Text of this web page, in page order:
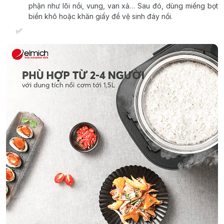
phận như lõi nồi, vung, van xả… Sau đó, dùng miếng bọt
biển khô hoặc khăn giấy để vệ sinh đáy nồi.